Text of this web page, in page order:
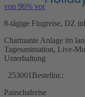
von 96% vor
8-tägige Flugreise, DZ
Charmante Anlage im
Tagesanimation, Live-
Unterhaltung
253001 Bestellnr.:
Pauschalreise